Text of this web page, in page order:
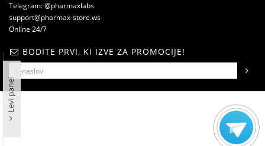
Telegram: @pharmaxlabs
support@pharmax-store.ws
Online 24/7
BODITE PRVI, KI IZVE ZA PROMOCIJE!
Levi panel